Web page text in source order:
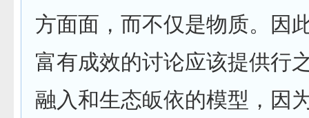
方面面，而不仅是物质。因
富有成效的讨论应该提供行
融入和生态皈依的模型，因